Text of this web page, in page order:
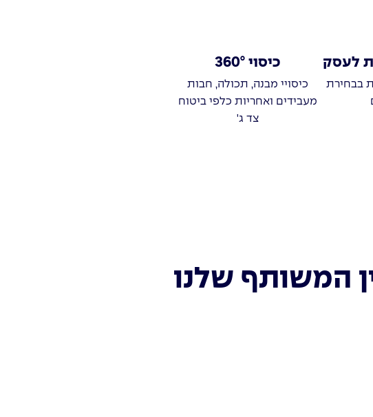
לעסק
בבחירת
כיסוי 360°
כיסויי מבנה, תכולה, חבות
מעבידים ואחריות כלפי ביטוח
צד ג'
המשותף שלנו